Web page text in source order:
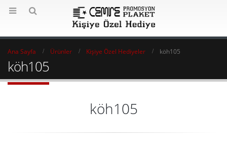
Ana Sayfa Ürünler Kişiye Özel Hediyeler köh105
köh105
köh105